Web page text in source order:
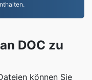
DOC zu
können Sie